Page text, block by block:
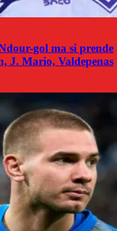
gol ma si prende
J. Mario, Valdepenas